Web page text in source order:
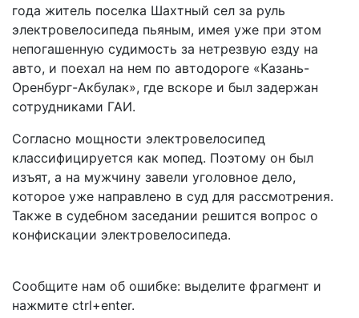
года житель поселка Шахтный сел за руль
электровелосипеда пьяным, имея уже при этом
непогашенную судимость за нетрезвую езду на
авто, и поехал на нем по автодороге «Казань-
Оренбург-Акбулак», где вскоре и был задержан
сотрудниками ГАИ.
Согласно мощности электровелосипед
классифицируется как мопед. Поэтому он был
изъят, а на мужчину завели уголовное дело,
которое уже направлено в суд для рассмотрения.
Также в судебном заседании решится вопрос о
конфискации электровелосипеда.
Сообщите нам об ошибке: выделите фрагмент и
нажмите ctrl+enter.